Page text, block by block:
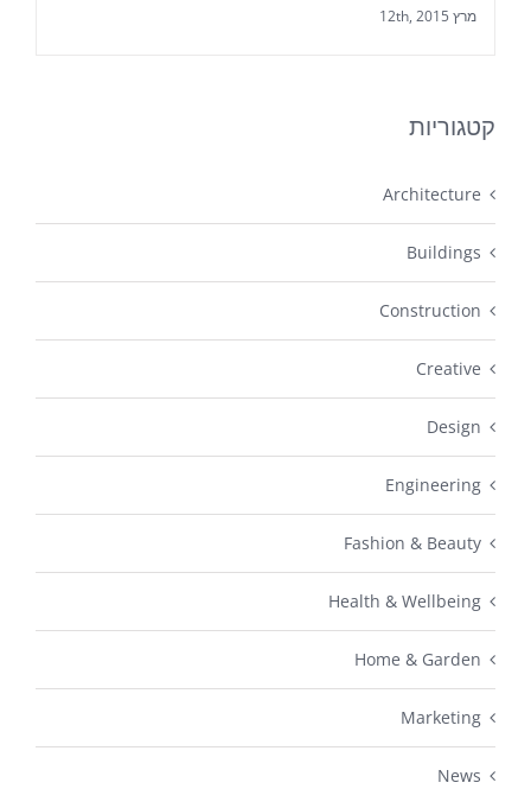
מרץ 12th, 2015
קטגוריות
Architecture
Buildings
Construction
Creative
Design
Engineering
Fashion & Beauty
Health & Wellbeing
Home & Garden
Marketing
News